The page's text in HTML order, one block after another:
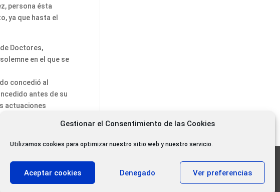
Gestionar el Consentimiento de las Cookies
Utilizamos cookies para optimizar nuestro sitio web y nuestro servicio.
Aceptar cookies Denegado Ver preferencias
persona ésta
ya que hasta el
Doctores,
en el que se
concedió al
antes de su
actuaciones
11.000 Gracias